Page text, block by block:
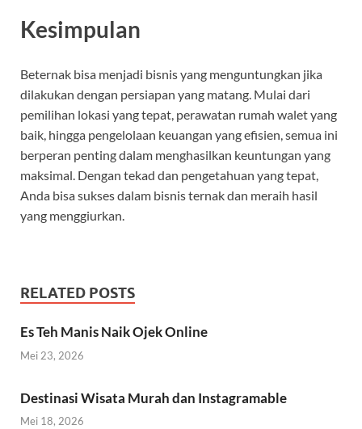
Kesimpulan
Beternak bisa menjadi bisnis yang menguntungkan jika
dilakukan dengan persiapan yang matang. Mulai dari
pemilihan lokasi yang tepat, perawatan rumah walet yang
baik, hingga pengelolaan keuangan yang efisien, semua ini
berperan penting dalam menghasilkan keuntungan yang
maksimal. Dengan tekad dan pengetahuan yang tepat,
Anda bisa sukses dalam bisnis ternak dan meraih hasil
yang menggiurkan.
RELATED POSTS
Es Teh Manis Naik Ojek Online
Mei 23, 2026
Destinasi Wisata Murah dan Instagramable
Mei 18, 2026